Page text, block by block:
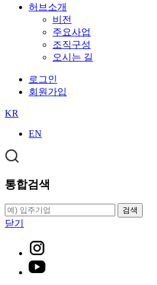
허브소개
비전
주요사업
조직구성
오시는 길
로그인
회원가입
KR
EN
통합검색
검색
닫기